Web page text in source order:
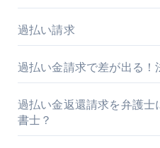
過払い請求
過払い金請求で差が出る！
過払い金返還請求を弁護
書士？